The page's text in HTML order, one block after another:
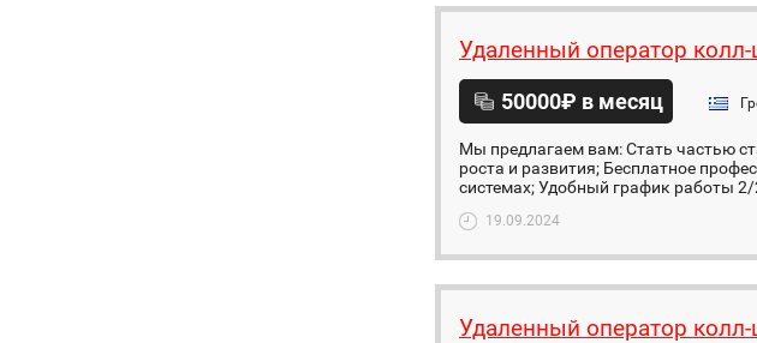
Удаленный оператор
50000₽ в месяц
Мы предлагаем вам: Стать частью
роста и развития; Бесплатное
системах; Удобный график работы
19.09.2024
Удаленный оператор